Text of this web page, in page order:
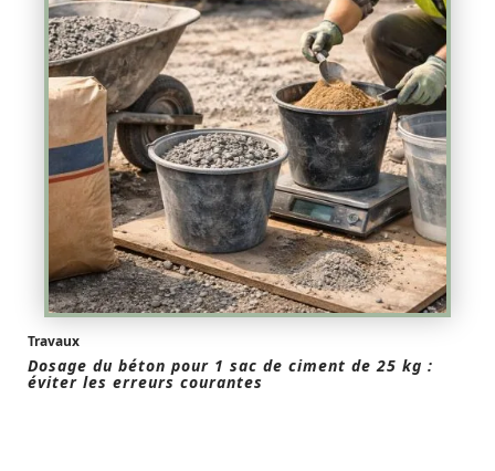
Travaux
Dosage du béton pour 1 sac de ciment de 25 kg :
éviter les erreurs courantes